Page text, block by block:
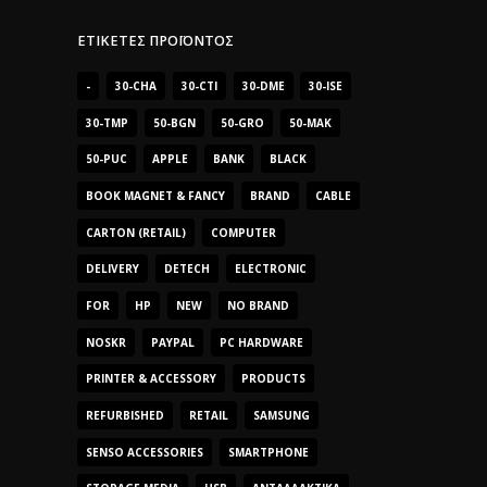
ΕΤΙΚΈΤΕΣ ΠΡΟΪΌΝΤΟΣ
- 30-CHA 30-CTI 30-DME 30-ISE
30-TMP 50-BGN 50-GRO 50-MAK
50-PUC APPLE BANK BLACK
BOOK MAGNET & FANCY BRAND CABLE
CARTON (RETAIL) COMPUTER
DELIVERY DETECH ELECTRONIC
FOR HP NEW NO BRAND
NOSKR PAYPAL PC HARDWARE
PRINTER & ACCESSORY PRODUCTS
REFURBISHED RETAIL SAMSUNG
SENSO ACCESSORIES SMARTPHONE